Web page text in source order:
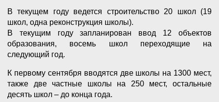
В текущем году ведется строительство 20 школ (19
школ, одна реконструкция школы).
В текущим году запланирован ввод 12 объектов
образования, восемь школ переходящие на
следующий год.
К первому сентября вводятся две школы на 1300 мест,
также две частные школы на 250 мест, остальные
десять школ – до конца года.